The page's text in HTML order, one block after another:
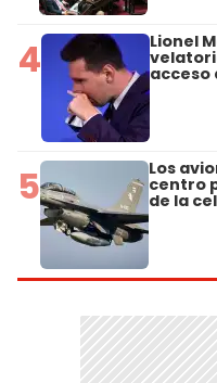
4 Lionel
acceso
5 Los
centro
de la